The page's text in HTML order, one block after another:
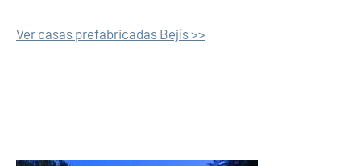
Ver casas prefabricadas Bejís >>